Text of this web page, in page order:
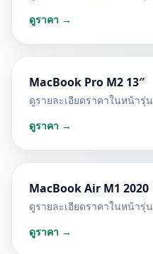
ดูราคา →
MacBook Pro M2 13″
ดูรายละเอียดราคาในหน้ารุ่น
ดูราคา →
MacBook Air M1 2020
ดูรายละเอียดราคาในหน้ารุ่น
ดูราคา →